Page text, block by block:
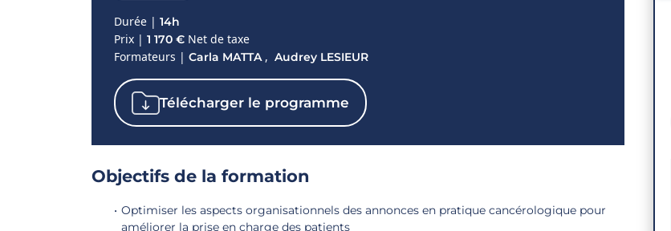
Durée | 14h
Prix | 1 170 € Net de taxe
Formateurs | Carla MATTA , Audrey LESIEUR
Télécharger le programme
Objectifs de la formation
Optimiser les aspects organisationnels des annonces en pratique cancérologique pour
améliorer la prise en charge des patients